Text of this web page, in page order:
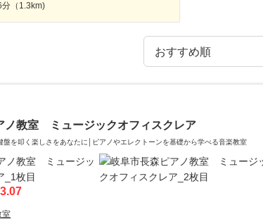
（1.3km)
ノ教室 ミュージックオフィスクレア
盤を叩く楽しさをあなたに│ピアノやエレクトーンを基礎から学べる音楽教室
3.07
室